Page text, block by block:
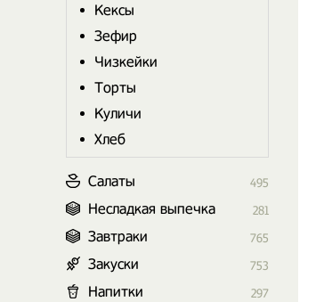
Кексы
Зефир
Чизкейки
Торты
Куличи
Хлеб
Салаты 495
Несладкая выпечка 281
Завтраки 765
Закуски 753
Напитки 297